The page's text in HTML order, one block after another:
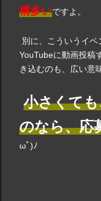
構多いですよ。
別に、こういうイ
YouTubeに動画投稿
き込むのも、広い意
小さくて
のなら、応
ωﾟ)ﾉ